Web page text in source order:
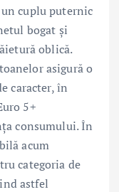
cuplu puternic
bogat și
oblică.
asigură o
caracter, în
5+
consumului. În
acum
categoria de
astfel